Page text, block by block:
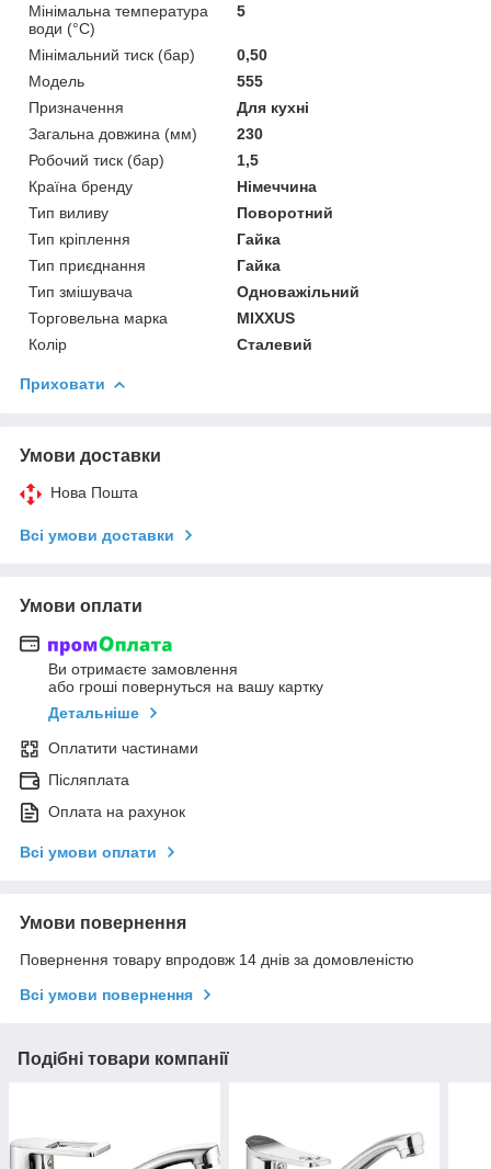
Мінімальна температура
води (°C)
5
Мінімальний тиск (бар)
0,50
Модель
555
Призначення
Для кухні
Загальна довжина (мм)
230
Робочий тиск (бар)
1,5
Країна бренду
Німеччина
Тип виливу
Поворотний
Тип кріплення
Гайка
Тип приєднання
Гайка
Тип змішувача
Одноважільний
Торговельна марка
MIXXUS
Колір
Сталевий
Приховати
Умови доставки
Нова Пошта
Всі умови доставки
Умови оплати
Ви отримаєте замовлення
або гроші повернуться на вашу картку
Детальніше
Оплатити частинами
Післяплата
Оплата на рахунок
Всі умови оплати
Умови повернення
Повернення товару впродовж 14 днів за домовленістю
Всі умови повернення
Подібні товари компанії